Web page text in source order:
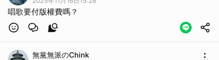
唱歌要付版權費嗎？
無黨無派のChink